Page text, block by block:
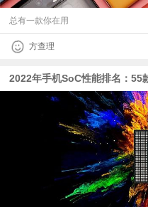
总有一款你在用
方查理
2022年手机SoC性能排名：55